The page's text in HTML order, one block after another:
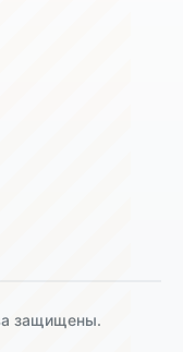
защищены.